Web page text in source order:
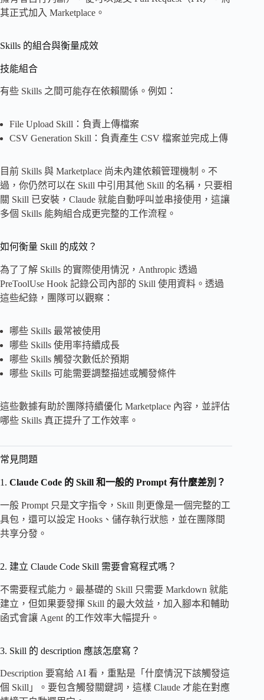
其正式加入 Marketplace。
Skills 的組合與衡量成效
技能組合
有些 Skills 之間可能存在依賴關係。例如：
File Upload Skill：負責上傳檔案
CSV Generation Skill：負責產生 CSV 檔案並完成上傳
目前 Skills 與 Marketplace 尚未內建依賴管理機制。不
過，你仍然可以在 Skill 中引用其他 Skill 的名稱，只要相
關 Skill 已安裝，Claude 就能自動呼叫並串接使用，這讓
多個 Skills 能夠組合成更完整的工作流程。
如何衡量 Skill 的成效？
為了了解 Skills 的實際使用情況，Anthropic 透過
PreToolUse Hook 記錄公司內部的 Skill 使用資料。透過
這些紀錄，團隊可以觀察：
哪些 Skills 最常被使用
哪些 Skills 使用率持續成長
哪些 Skills 觸發次數低於預期
哪些 Skills 可能需要調整描述或觸發條件
這些數據有助於團隊持續優化 Marketplace 內容，並評估
哪些 Skills 真正提升了工作效率。
常見問題
1. Claude Code 的 Skill 和一般的 Prompt 有什麼差別？
一般 Prompt 只是文字指令，Skill 則更像是一個完整的工
具包，還可以設定 Hooks、儲存執行狀態，並在團隊間
共享分發。
2. 建立 Claude Code Skill 需要會寫程式嗎？
不需要程式能力。最基礎的 Skill 只需要 Markdown 就能
建立，但如果要發揮 Skill 的最大效益，加入腳本和輔助
函式會讓 Agent 的工作效率大幅提升。
3. Skill 的 description 應該怎麼寫？
Description 要寫給 AI 看，重點是「什麼情況下該觸發這
個 Skill」。要包含觸發關鍵詞，這樣 Claude 才能在對應